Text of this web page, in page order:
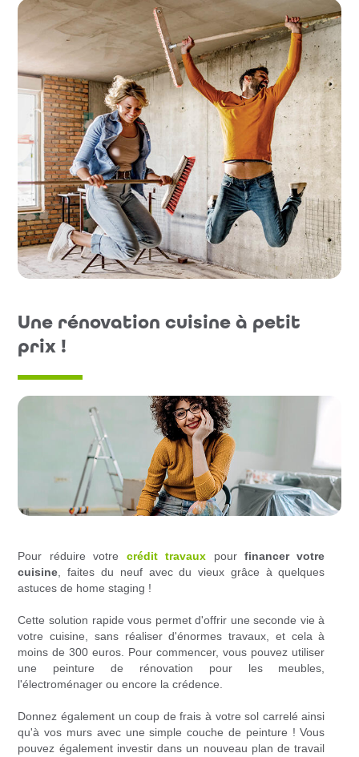
Une rénovation cuisine à petit
prix !
Pour réduire votre crédit travaux pourfinancer votre
cuisine , faites du neuf avec du vieux grâce à quelques
astuces de home staging !
Cette solution rapide vous permet d'offrir une seconde vie à
votre cuisine, sans réaliser d'énormes travaux, et cela à
moins de 300 euros. Pour commencer, vous pouvez utiliser
une peinture de rénovation pour les meubles,
l'électroménager ou encore la crédence.
Donnez également un coup de frais à votre sol carrelé ainsi
qu'à vos murs avec une simple couche de peinture ! Vous
pouvez également investir dans un nouveau plan de travail